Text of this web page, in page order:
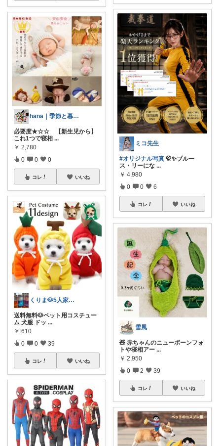
hana｜季節と暮らしの余白だより
必要度★☆☆ 【新生児から】
これ1つで寝相 ...
￥ 2,780
0 0 0
コレ いいね
くりま🐶5人家族ママ
送料無料🐶ペット用コスチュー
ム 犬服 ドッ ...
￥ 610
0 0 39
コレ いいね
ミコ先生
#オリジナル写真 🥋✨ブルー
ス・リーにな ...
￥ 4,980
0 0 6
コレ いいね
雪風
🧸 赤ちゃんのニューボーンフォ
トや寝相アー ...
￥ 2,950
0 2 39
コレ いいね